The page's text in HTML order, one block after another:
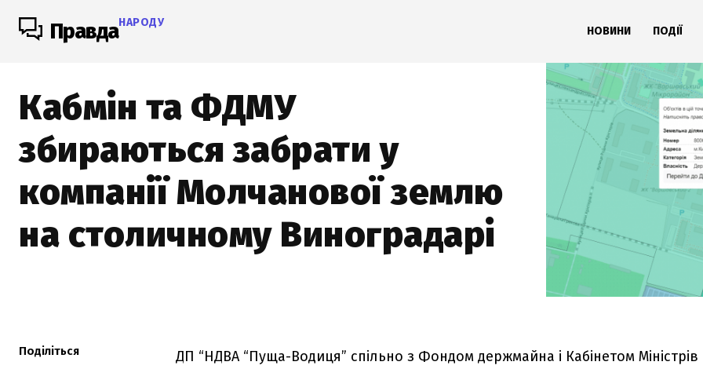
ПравдаНАРОДУ
НОВИНИ ПОДІЇ
Кабмін та ФДМУ
збираються забрати у
компанії Молчанової землю
на столичному Виноградарі
Поділіться
ДП “НДВА “Пуща-Водиця” спільно з Фондом держмайна і Кабінетом Міністрів